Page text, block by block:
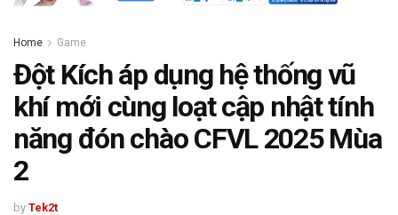
Home Game
Đột Kích áp dụng hệ thống vũ
khí mới cùng loạt cập nhật tính
năng đón chào CFVL 2025 Mùa
2
by Tek2t